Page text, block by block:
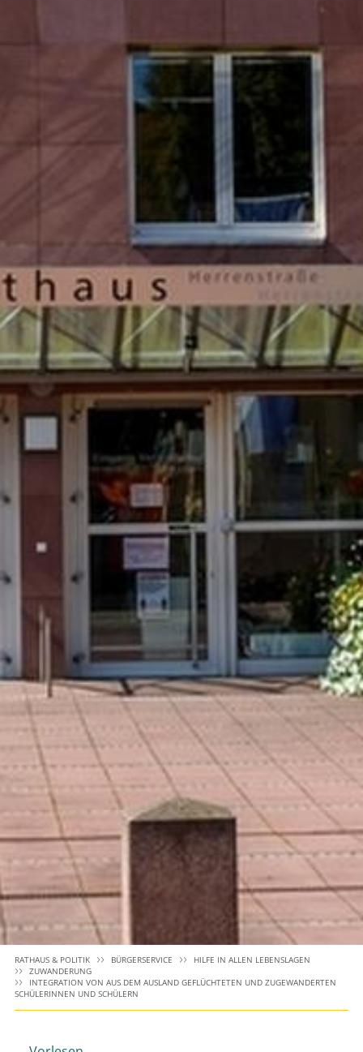
RATHAUS & POLITIK BÜRGERSERVICE
HILFE IN ALLEN LEBENSLAGEN
ZUWANDERUNG
INTEGRATION VON AUS DEM AUSLAND GEFLÜCHTETEN UND ZUGEWANDERTEN
SCHÜLERINNEN UND SCHÜLERN